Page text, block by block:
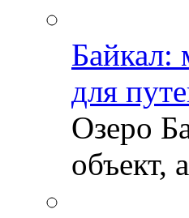
Байкал:
для
Озеро
объект,